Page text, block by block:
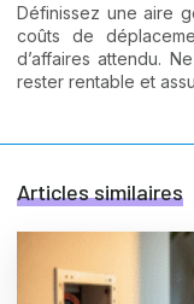
Définissez une aire
coûts de
d’affaires attendu.
rester rentable et
Articles similaires